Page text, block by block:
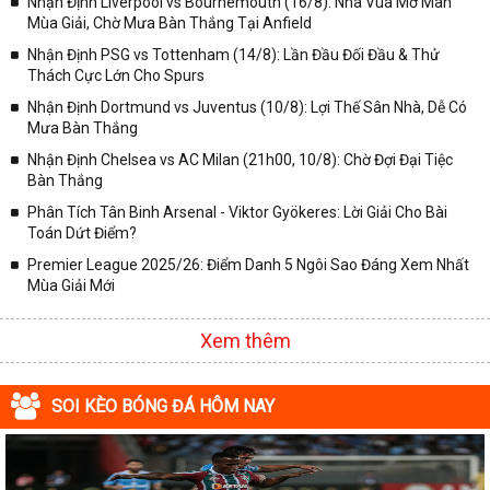
✓ Giải VĐQG Tây Ban Nha;
✓ VĐQG Đức;
✓ VĐQG Pháp;
✓ Liên Đoàn Anh;
✓ U23 Châu Á;
✓ Euro 2020;
✓ VLWC KV Châu Á;
✓ Các giải đấu bóng đá khác.
Vì vậy, đồng hành cùng với chuyên trang
sẽ không bỏ lỡ bất kỳ trận đấu bóng đá nào, đặc biệt là những trận
bóng siêu kinh điển tại các giải bóng đá lớn nhất trên Thế giới. Tại
đây, mọi người sẽ có thể khai thác thêm được rất nhiều những
Mùa Giải, Chờ Mưa Bàn Thắng Tại Anfield
Nhận Định PSG vs Tottenham (14/8): Lần Đầu Đối Đầu & Thử
Thách Cực Lớn Cho Spurs
Nhận Định Dortmund vs Juventus (10/8): Lợi Thế Sân Nhà, Dễ Có
Mưa Bàn Thắng
Nhận Định Chelsea vs AC Milan (21h00, 10/8): Chờ Đợi Đại Tiệc
Bàn Thắng
Phân Tích Tân Binh Arsenal - Viktor Gyökeres: Lời Giải Cho Bài
Toán Dứt Điểm?
Premier League 2025/26: Điểm Danh 5 Ngôi Sao Đáng Xem Nhất
Mùa Giải Mới
Xem thêm
SOI KÈO BÓNG ĐÁ HÔM NAY